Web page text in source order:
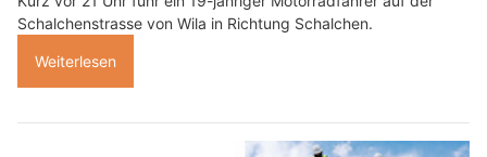
Schalchenstrasse von Wila in Richtung Schalchen.
Weiterlesen